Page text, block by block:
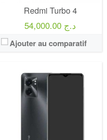
Redmi Turbo 4
54,000.00 د.ج
Ajouter au comparatif